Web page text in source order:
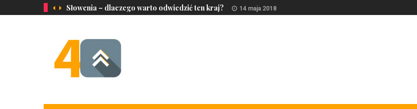
Słowenia – dlaczego warto odwiedzić ten kraj? 14 maja 2018